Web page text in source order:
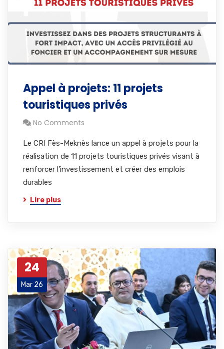
Appel à projets: 11 projets
touristiques privés
No Comments
Le CRI Fès-Meknès lance un appel à projets pour la
réalisation de 11 projets touristiques privés visant à
renforcer l’investissement et créer des emplois
durables
Lire plus
24
Mar 26